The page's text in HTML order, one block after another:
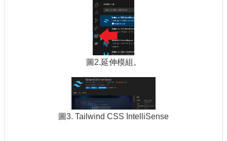
圖2.延伸模組。
圖3. Tailwind CSS IntelliSense